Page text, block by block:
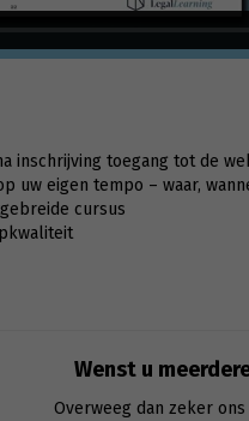
inschrijving toegang tot de
uw eigen tempo – waar,
cursus
Wenst u
Overweeg dan zeker ons